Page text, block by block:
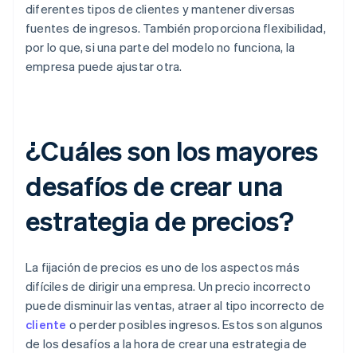
diferentes tipos de clientes y mantener diversas
fuentes de ingresos. También proporciona flexibilidad,
por lo que, si una parte del modelo no funciona, la
empresa puede ajustar otra.
¿Cuáles son los mayores
desafíos de crear una
estrategia de precios?
La fijación de precios es uno de los aspectos más
difíciles de dirigir una empresa. Un precio incorrecto
puede disminuir las ventas, atraer al tipo incorrecto de
cliente o perder posibles ingresos. Estos son algunos
de los desafíos a la hora de crear una estrategia de